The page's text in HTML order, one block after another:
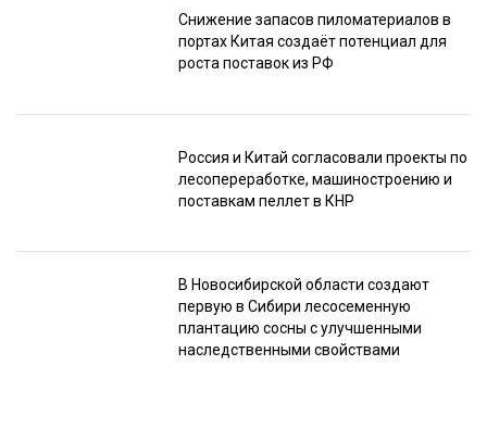
Снижение запасов пиломатериалов в
портах Китая создаёт потенциал для
роста поставок из РФ
Россия и Китай согласовали проекты по
лесопереработке, машиностроению и
поставкам пеллет в КНР
В Новосибирской области создают
первую в Сибири лесосеменную
плантацию сосны с улучшенными
наследственными свойствами